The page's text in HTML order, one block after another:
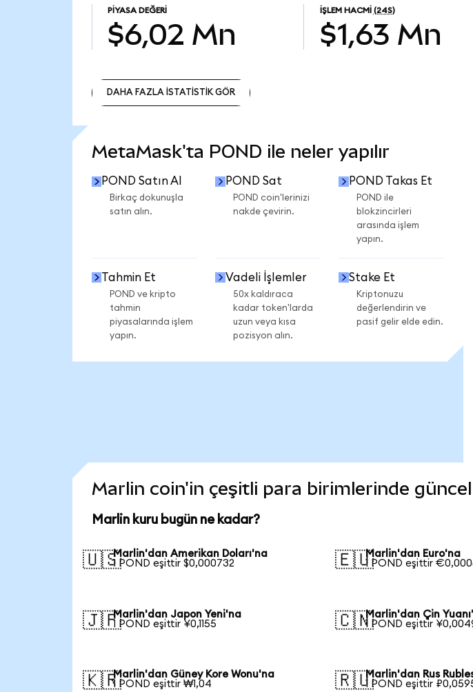
PIYASA DEĞERI
$6,02 Mn
İŞLEM HACMI (24S)
$1,63 Mn
DAHA FAZLA İSTATİSTİK GÖR
MetaMask'ta POND ile neler yapılır
POND Satın Al
Birkaç dokunuşla
satın alın.
POND Sat
POND coin'lerinizi
nakde çevirin.
POND Takas Et
POND ile
blokzincirleri
arasında işlem
yapın.
Tahmin Et
POND ve kripto
tahmin
piyasalarında işlem
yapın.
Vadeli İşlemler
50x kaldıraca
kadar token'larda
uzun veya kısa
pozisyon alın.
Stake Et
Kriptonuzu
değerlendirin ve
pasif gelir elde edin.
Marlin coin'in çeşitli para birimlerinde
Marlin kuru bugün ne kadar?
🇺🇸Marlin'dan Amerikan Doları'na
1 POND eşittir $0,000732
🇪🇺Marlin'dan Euro'na
1 POND eşittir
🇯🇵Marlin'dan Japon Yeni'na
1 POND eşittir ¥0,1155
🇨🇳Marlin'dan Çin
1 POND eşittir
🇰🇷Marlin'dan Güney Kore Wonu'na
1 POND eşittir ₩1,04
🇷🇺Marlin'dan Rus
1 POND eşittir